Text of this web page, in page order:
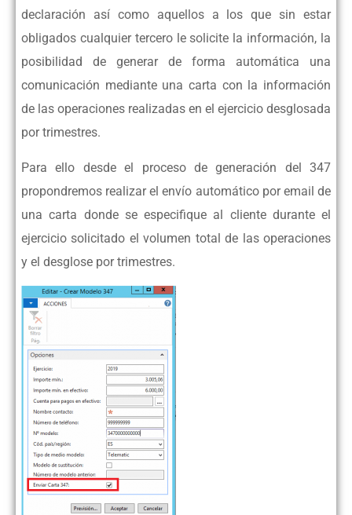
declaración así como aquellos a los que sin estar
obligados cualquier tercero le solicite la información, la
posibilidad de generar de forma automática una
comunicación mediante una carta con la información
de las operaciones realizadas en el ejercicio desglosada
por trimestres.
Para ello desde el proceso de generación del 347
propondremos realizar el envío automático por email de
una carta donde se especifique al cliente durante el
ejercicio solicitado el volumen total de las operaciones
y el desglose por trimestres.